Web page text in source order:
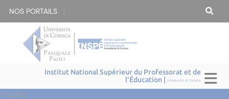
NOS PORTAILS :
Institut National Supérieur du Professorat et de
l'Éducation |Università di Corsica
Attualità